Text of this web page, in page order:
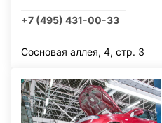
+7 (495) 431-00-33
Сосновая аллея, 4, стр. 3